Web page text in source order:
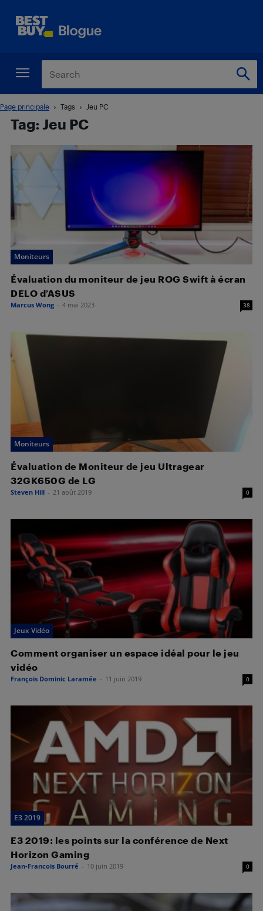
Page principale Tags Jeu PC
Tag: Jeu PC
Moniteurs
Évaluation du moniteur de jeu ROG Swift à écran
DELO d’ASUS
Marcus Wong - 4 mai 2023 38
Moniteurs
Évaluation de Moniteur de jeu Ultragear
32GK650G de LG
Steven Hill - 21 août 2019 0
Jeux Vidéo
Comment organiser un espace idéal pour le jeu
vidéo
François Dominic Laramée - 11 juin 2019 0
E3 2019
E3 2019: les points sur la conférence de Next
Horizon Gaming
Jean-Francois Bourré - 10 juin 2019 0